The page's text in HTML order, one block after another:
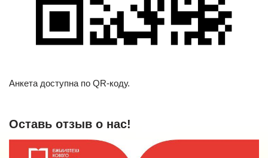
Анкета доступна по QR-коду.
Оставь отзыв о нас!